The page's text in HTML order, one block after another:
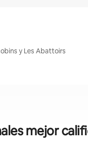
y Les Abattoirs
mejor